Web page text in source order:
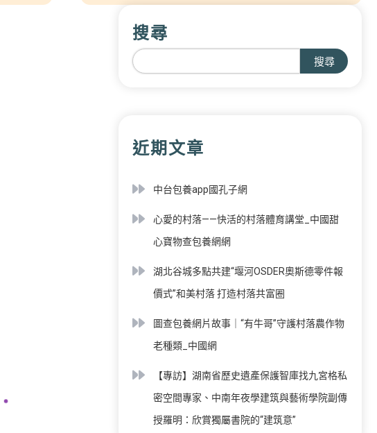
搜尋
搜尋
近期文章
中台包養app國孔子網
心愛的村落——快活的村落體育講堂_中國甜
心寶物查包養網網
湖北谷城多點共建“堰河OSDER奧斯德零件報
價式”和美村落 打造村落共富圈
圖查包養網片故事｜“有牛哥”守護村落農作物
老種類_中國網
【專訪】湖南省歷史遺產保護智庫找九宮格私
密空間專家、中南年夜學建筑與藝術學院副傳
授羅明：欣賞獨屬書院的“建筑意”